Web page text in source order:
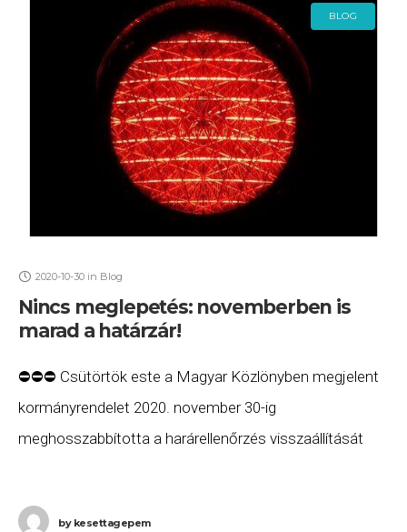
BLOG
2020-10-30 in Blog
Nincs meglepetés: novemberben is
marad a határzár!
⛔️⛔️⛔️ Csütörtök este a Magyar Közlönyben megjelent
kormányrendelet 2020. november 30-ig
meghosszabbította a harárellenőrzés visszaállítását
bykesettagepem